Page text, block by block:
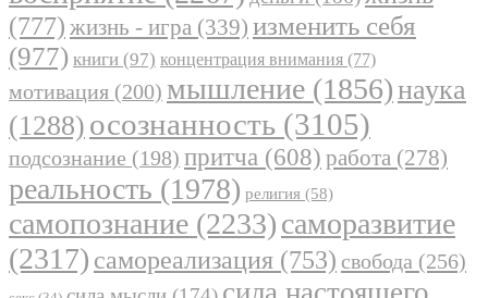
(777) жизнь - игра (339) изменить себя
(977) книги (97) концентрация внимания (77)
мотивация (200) мышление (1856)наука
(1288) осознанность (3105)
подсознание (198) притча (608) работа (278)
реальность (1978) религия (58)
самопознание (2233)саморазвитие
(2317) самореализация (753) свобода (256)